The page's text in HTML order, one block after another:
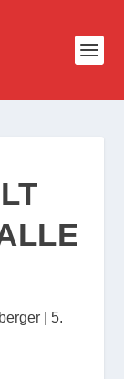
|5.